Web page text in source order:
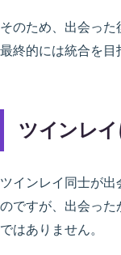
そのため、出会った
最終的には統合を目
ツインレ
ツインレイ同士が
のですが、出会っ
ではありません。